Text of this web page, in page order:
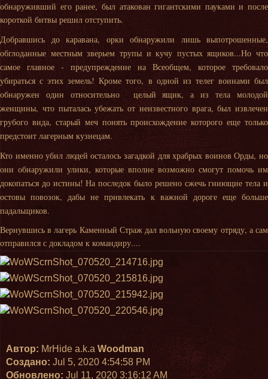
обнаруживший его ранее, был атакован гигантскими пауками и после
короткой битвы решил отступить.
Добравшись до каравана, орки обнаружили лишь выпотрошенные,
обглоданные местным зверьем трупы и кучу пустых ящиков...Но что
самое главное - предупреждение на Всеобщем, которое требовало
убираться с этих земель! Кроме того, в одной из телег воинами был
обнаружен один относительно целый ящик, а из тела молодой
женщины, что пыталась убежать от неизвестного врага, был извлечен
грубого вида, старый меч понять происхождение которого еще только
предстоит лагерным кузнецам.
Кто именно убил людей осталось загадкой для храбрых воинов Орды, но
они обнаружили улики, которые вполне возможно смогут помочь им
докопаться до истины! На последок было решено сжечь гниющие тела и
остовы повозок, дабы не привлекать к важной дороге еще больше
падальщиков.
Вернувшись в лагерь Каменный Страж дал вольную своему отряду, а сам
отправился с докладом к командиру....
Автор: MrHide a.k.a Woodman
Создано: Jul 5, 2020 4:54:58 PM
Обновлено: Jul 11, 2020 3:16:12 AM